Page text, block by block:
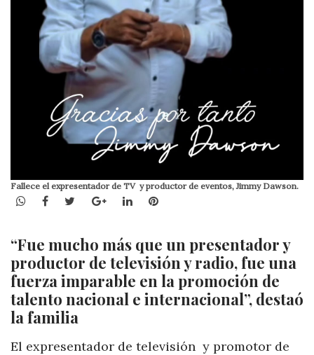
Fallece el expresentador de TV y productor de eventos, Jimmy Dawson.
WhatsApp
Facebook
TwitterGoogle+LinkedInPinterest
“Fue mucho más que un presentador y
productor de televisión y radio, fue una
fuerza imparable en la promoción de
talento nacional e internacional”, destaó
la familia
El expresentador de televisión y promotor de